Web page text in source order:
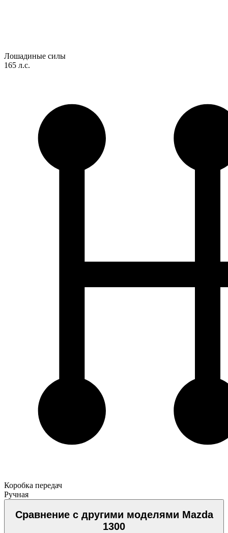
Лошадиные силы
165 л.с.
Коробка передач
Ручная
Сравнение с другими моделями Mazda
1300